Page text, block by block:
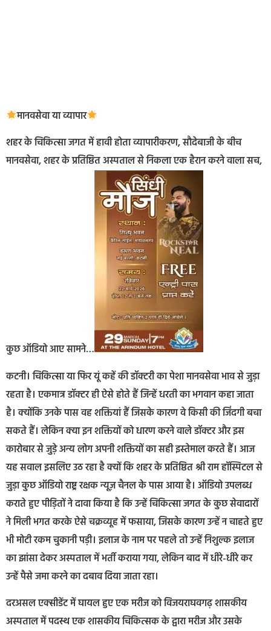
मानवसेवा या व्यापार
शहर के चिकित्सा जगत में हावी होता व्यापारीकरण, सौदेबाजी के बीच
मानवसेवा, शहर के प्रतिष्ठित अस्पताल से निकला एक हैरान करने वाला सच,
कुछ ऑडियो आए सामने…
कटनी। चिकित्सा या फिर यूं कहें की डॉक्टरी का पेशा मानवसेवा भाव से जुड़ा
रहता है। एकमात्र डॉक्टर ही ऐसे होते हैं जिन्हें धरती का भगवान कहा जाता
है। क्योंकि उनके पास वह शक्तियां हैं जिसके कारण वे किसी की जिंदगी बचा
सकते हैं। लेकिन क्या इन शक्तियों को धारण करने वाले डॉक्टर और इस
कारोबार से जुड़े अन्य लोग अपनी शक्तियों का सही इस्तेमाल करते हैं। आज
यह सवाल इसलिए उठ रहा है क्यों कि शहर के प्रतिष्ठित श्री राम हॉस्पिटल से
जुड़ा कुछ ऑडियो राष्ट्र रक्षक न्यूज़ चैनल के पास आया है। ऑडियो उपलब्ध
कराते हुए पीड़ितों ने दावा किया है कि उन्हें चिकित्सा जगत के कुछ सेवादारों
ने मिली भगत करके ऐसे चक्रव्यूह में फसाया, जिसके कारण उन्हें न चाहते हुए
भी मोटी रकम चुकानी पड़ी। इलाज के नाम पर पहले तो उन्हें निशुल्क इलाज
का झांसा देकर अस्पताल में भर्ती कराया गया, लेकिन बाद में धीरे-धीरे कर
उन्हें पैसे जमा करने का दबाव दिया जाता रहा।
दरअसल एक्सीडेंट में घायल हुए एक मरीज को विजयराघवगढ़ शासकीय
अस्पताल में पदस्थ एक शासकीय चिकित्सक के द्वारा मरीज और उसके